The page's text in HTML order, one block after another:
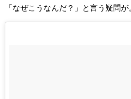
「なぜこうなんだ？」と言う疑問が